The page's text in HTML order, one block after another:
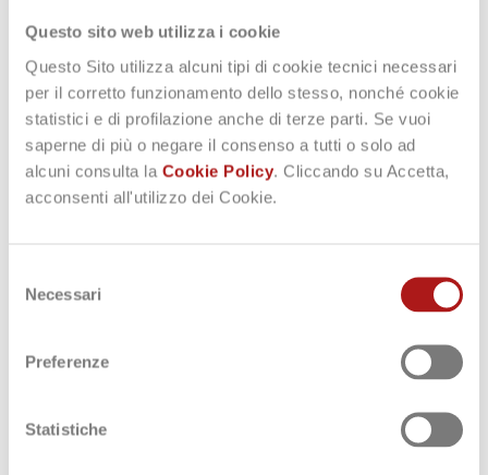
Questo sito web utilizza i cookie
Questo Sito utilizza alcuni tipi di cookie tecnici necessari
per il corretto funzionamento dello stesso, nonché cookie
statistici e di profilazione anche di terze parti. Se vuoi
saperne di più o negare il consenso a tutti o solo ad
alcuni consulta la Cookie Policy. Cliccando su Accetta,
acconsenti all'utilizzo dei Cookie.
delNecessari
Preferenze
Statistiche
PRINCIPALI
CARATTERISTICHE
trasformando semplici linee in pareti (porte,
finestre, ecc.); associando immagini PNG o